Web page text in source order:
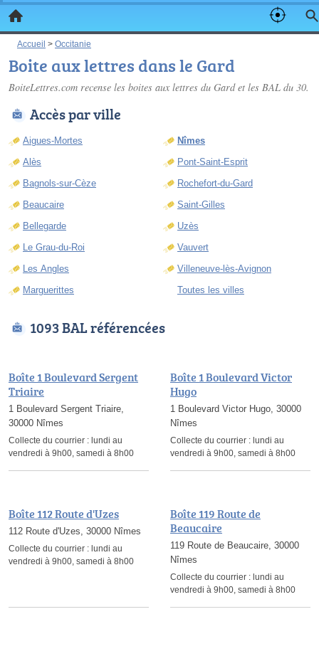
Accueil > Occitanie
Boite aux lettres dans le Gard
BoiteLettres.com recense les boites aux lettres du Gardet les BAL du 30.
Accès par ville
Aigues-Mortes
Alès
Bagnols-sur-Cèze
Beaucaire
Bellegarde
Le Grau-du-Roi
Les Angles
Marguerittes
Nîmes
Pont-Saint-Esprit
Rochefort-du-Gard
Saint-Gilles
Uzès
Vauvert
Villeneuve-lès-Avignon
Toutes les villes
1093 BAL référencées
Boîte 1 Boulevard Sergent
Triaire
1 Boulevard Sergent Triaire,
30000 Nîmes
Collecte du courrier : lundi au
vendredi à 9h00, samedi à 8h00
Boîte 1 Boulevard Victor
Hugo
1 Boulevard Victor Hugo, 30000
Nîmes
Collecte du courrier : lundi au
vendredi à 9h00, samedi à 8h00
Boîte 112 Route d'Uzes
112 Route d'Uzes, 30000 Nîmes
Collecte du courrier : lundi au
vendredi à 9h00, samedi à 8h00
Boîte 119 Route de
Beaucaire
119 Route de Beaucaire, 30000
Nîmes
Collecte du courrier : lundi au
vendredi à 9h00, samedi à 8h00